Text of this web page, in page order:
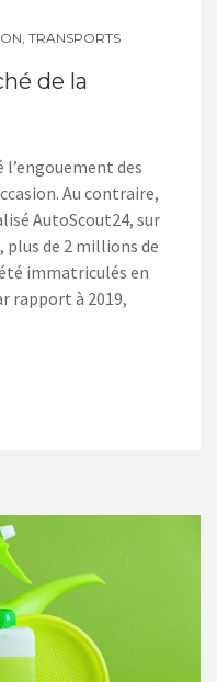
, TRANSPORTS
de la
l’engouement des
Au contraire,
AutoScout24, sur
plus de 2 millions de
immatriculés en
rapport à 2019,